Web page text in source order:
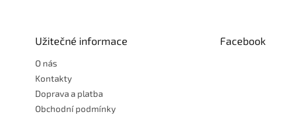
Užitečné informace
O nás
Kontakty
Doprava a platba
Obchodní podmínky
Facebook